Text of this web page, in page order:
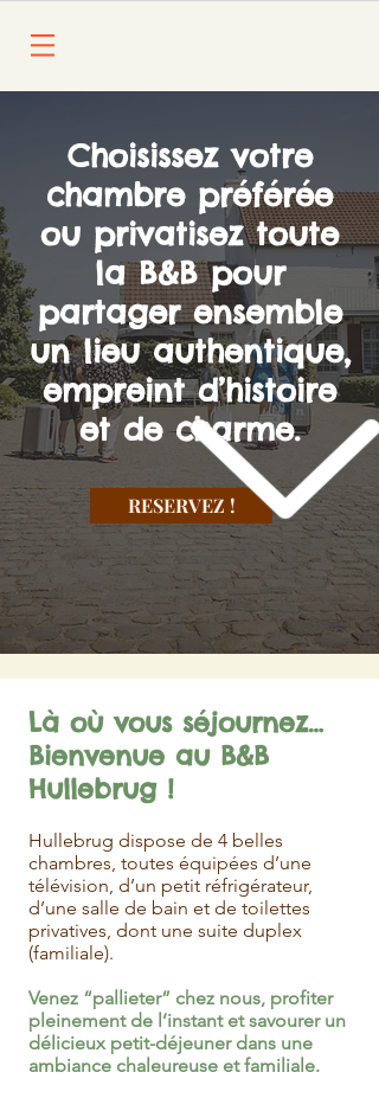
Choisissez votre
chambre préférée
ou privatisez toute
la B&B pour
partager ensemble
un lieu authentique,
empreint d’histoire
et de charme.
RESERVEZ !
Là où vous séjournez…
Bienvenue au B&B
Hullebrug !
Hullebrug dispose de 4 belles
chambres, toutes équipées d’une
télévision, d’un petit réfrigérateur,
d’une salle de bain et de toilettes
privatives, dont une suite duplex
(familiale).
Venez “pallieter” chez nous, profiter
pleinement de l’instant et savourer un
délicieux petit-déjeuner dans une
ambiance chaleureuse et familiale.